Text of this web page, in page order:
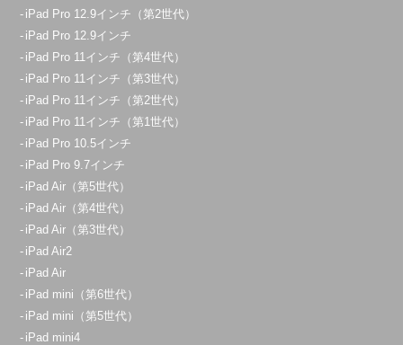
iPad Pro 12.9インチ（第2世代）
iPad Pro 12.9インチ
iPad Pro 11インチ（第4世代）
iPad Pro 11インチ（第3世代）
iPad Pro 11インチ（第2世代）
iPad Pro 11インチ（第1世代）
iPad Pro 10.5インチ
iPad Pro 9.7インチ
iPad Air（第5世代）
iPad Air（第4世代）
iPad Air（第3世代）
iPad Air2
iPad Air
iPad mini（第6世代）
iPad mini（第5世代）
iPad mini4